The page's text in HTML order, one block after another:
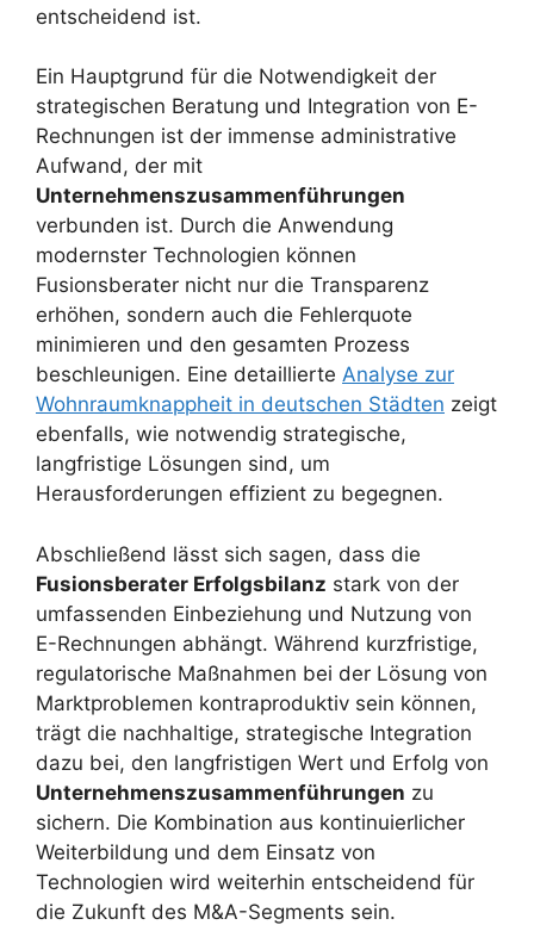
entscheidend ist.
Ein Hauptgrund für die Notwendigkeit der
strategischen Beratung und Integration von E-
Rechnungen ist der immense administrative
Aufwand, der mit
Unternehmenszusammenführungen
verbunden ist. Durch die Anwendung
modernster Technologien können
Fusionsberater nicht nur die Transparenz
erhöhen, sondern auch die Fehlerquote
minimieren und den gesamten Prozess
beschleunigen. Eine detaillierte Analyse zur
Wohnraumknappheit in deutschen Städten zeigt
ebenfalls, wie notwendig strategische,
langfristige Lösungen sind, um
Herausforderungen effizient zu begegnen.
Abschließend lässt sich sagen, dass die
Fusionsberater Erfolgsbilanz stark von der
umfassenden Einbeziehung und Nutzung von
E-Rechnungen abhängt. Während kurzfristige,
regulatorische Maßnahmen bei der Lösung von
Marktproblemen kontraproduktiv sein können,
trägt die nachhaltige, strategische Integration
dazu bei, den langfristigen Wert und Erfolg von
Unternehmenszusammenführungen zu
sichern. Die Kombination aus kontinuierlicher
Weiterbildung und dem Einsatz von
Technologien wird weiterhin entscheidend für
die Zukunft des M&A-Segments sein.